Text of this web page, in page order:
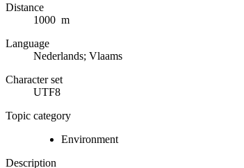
Distance
1000 m
Language
Nederlands; Vlaams
Character set
UTF8
Topic category
Environment
Description